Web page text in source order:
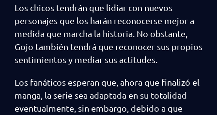
Los chicos tendrán que lidiar con nuevos
personajes que los harán reconocerse mejor a
medida que marcha la historia. No obstante,
Gojo también tendrá que reconocer sus propios
sentimientos y mediar sus actitudes.
Los fanáticos esperan que, ahora que finalizó el
manga, la serie sea adaptada en su totalidad
eventualmente, sin embargo, debido a que